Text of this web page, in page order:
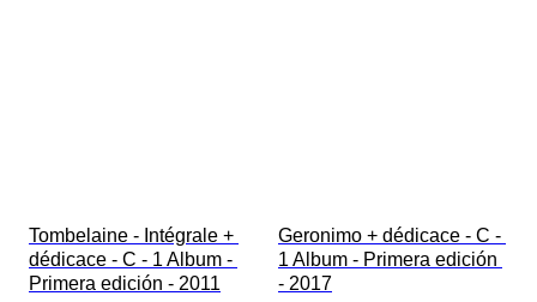
Tombelaine - Intégrale +
dédicace - C - 1 Album -
Primera edición - 2011
Geronimo + dédicace - C -
1 Album - Primera edición
- 2017